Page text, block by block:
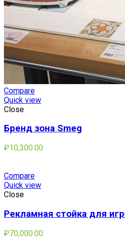
Compare
Quick view
Close
Бренд зона Smeg
₽10,300.00
Compare
Quick view
Close
Рекламная стойка для
₽70,000.00